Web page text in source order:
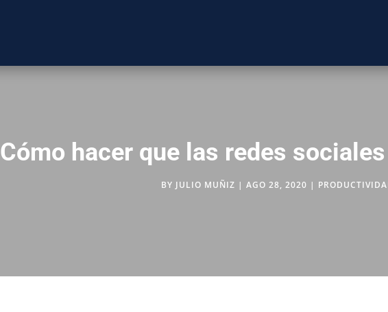
Cómo hacer que las redes
BY JULIO MUÑIZ | AGO 28, 2020 |